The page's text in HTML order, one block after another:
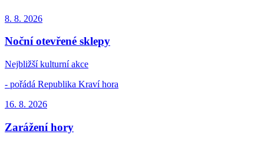
8. 8. 2026
Noční otevřené sklepy
Nejbližší kulturní akce
- pořádá Republika Kraví hora
16. 8. 2026
Zarážení hory